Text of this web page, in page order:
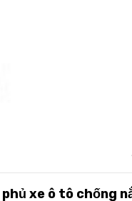
xe ô tô chống